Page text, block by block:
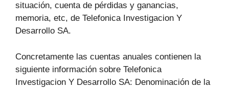
situación, cuenta de pérdidas y ganancias,
memoria, etc, de Telefonica Investigacion Y
Desarrollo SA.
Concretamente las cuentas anuales contienen la
siguiente información sobre Telefonica
Investigacion Y Desarrollo SA: Denominación de la